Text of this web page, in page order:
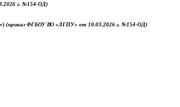
г. №154-ОД)
(приказ ФГБОУ ВО «ЛГПУ» от 10.03.2026 г. №154-ОД)